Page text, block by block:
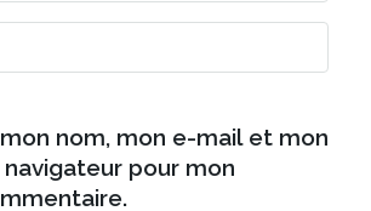
nom, mon e-mail et mon
pour mon